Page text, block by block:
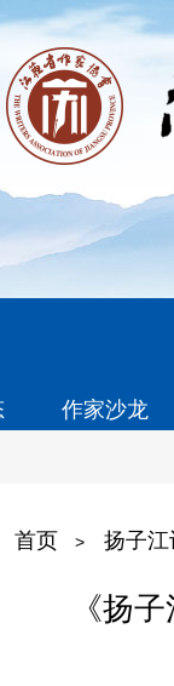
作家沙龙
首页 > 扬子江
《扬